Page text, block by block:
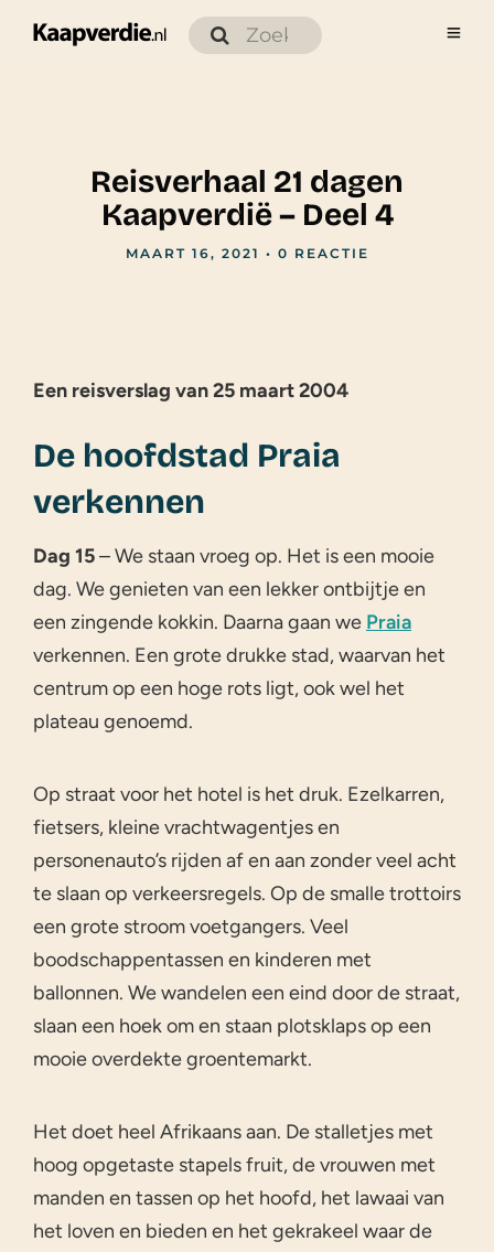
Reisverhaal 21 dagen
Kaapverdië – Deel 4
MAART 16, 2021 • 0 REACTIE
Een reisverslag van 25 maart 2004
De hoofdstad Praia
verkennen
Dag 15– We staan vroeg op. Het is een mooie
dag. We genieten van een lekker ontbijtje en
een zingende kokkin. Daarna gaan we Praia
verkennen. Een grote drukke stad, waarvan het
centrum op een hoge rots ligt, ook wel het
plateau genoemd.
Op straat voor het hotel is het druk. Ezelkarren,
fietsers, kleine vrachtwagentjes en
personenauto’s rijden af en aan zonder veel acht
te slaan op verkeersregels. Op de smalle trottoirs
een grote stroom voetgangers. Veel
boodschappentassen en kinderen met
ballonnen. We wandelen een eind door de straat,
slaan een hoek om en staan plotsklaps op een
mooie overdekte groentemarkt.
Het doet heel Afrikaans aan. De stalletjes met
hoog opgetaste stapels fruit, de vrouwen met
manden en tassen op het hoofd, het lawaai van
het loven en bieden en het gekrakeel waar de